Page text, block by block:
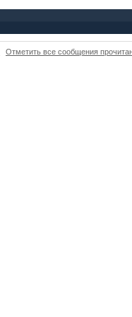
Отметить все сообщения